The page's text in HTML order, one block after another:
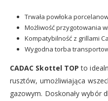
Trwała powłoka
Możliwość przygotowania
Kompatybilność z grillami
Wygodna torba
CADAC Skottel TOP to
rusztów, umożliwiająca
gazowym. Doskonały wybór